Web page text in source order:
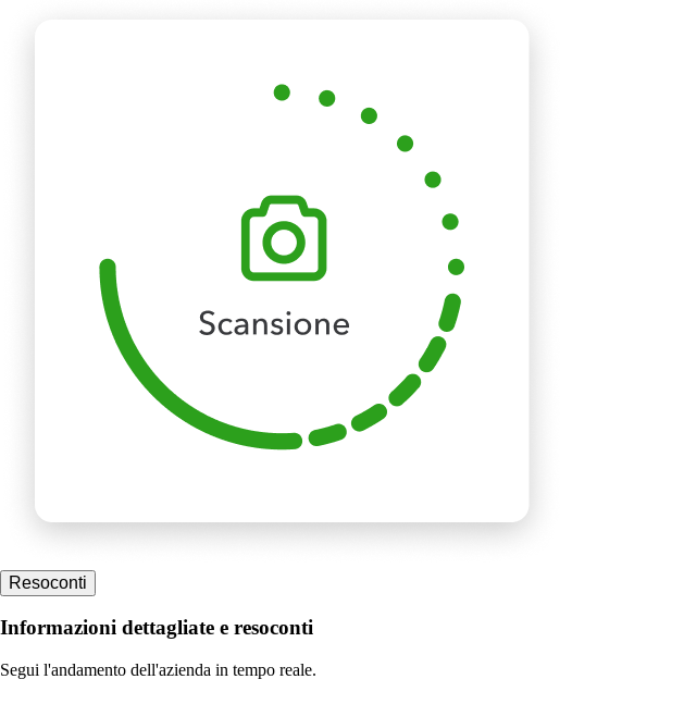
Resoconti
Informazioni dettagliate e resoconti
Segui l'andamento dell'azienda in tempo reale.